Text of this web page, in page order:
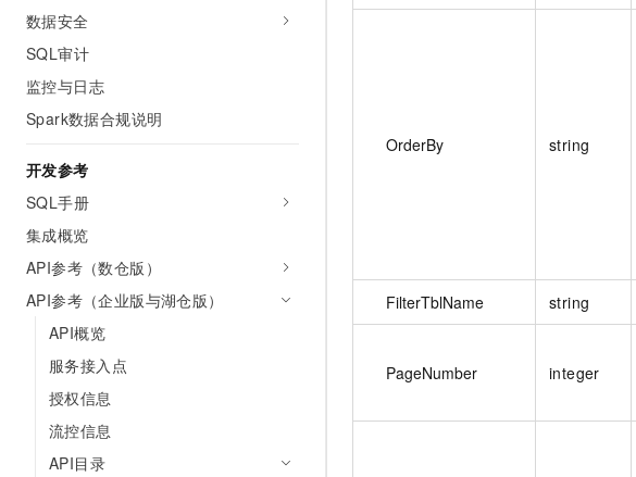
数据安全
SQL审计
监控与日志
Spark数据合规说明
开发参考
SQL手册
集成概览
API参考（数仓版）
API参考（企业版与湖仓版）
API概览
服务接入点
授权信息
流控信息
API目录
OrderBy string
FilterTblName string
PageNumber integer